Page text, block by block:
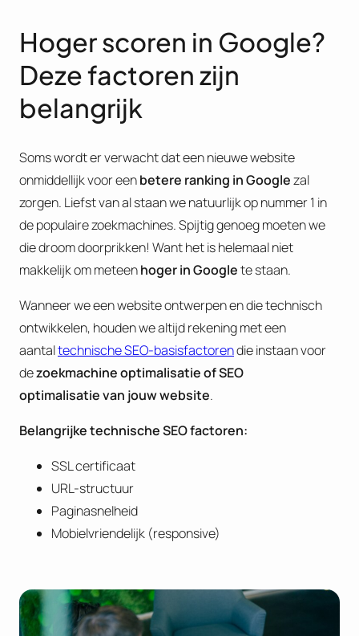
Hoger scoren in Google?
Deze factoren zijn
belangrijk
Soms wordt er verwacht dat een nieuwe website
onmiddellijk voor eenbetere ranking in Googlezal
zorgen. Liefst van al staan we natuurlijk op nummer 1 in
de populaire zoekmachines. Spijtig genoeg moeten we
die droom doorprikken! Want het is helemaal niet
makkelijk om meteenhoger in Googlete staan.
Wanneer we een website ontwerpen en die technisch
ontwikkelen, houden we altijd rekening met een
aantaltechnische SEO-basisfactorendie instaan voor
dezoekmachine optimalisatie ofSEO
optimalisatie van jouw website.
Belangrijke technische SEO factoren:
SSL certificaat
URL-structuur
Paginasnelheid
Mobielvriendelijk (responsive)